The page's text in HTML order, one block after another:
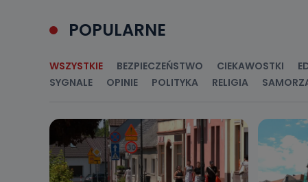
Jak
POPULARNE
WSZYSTKIE BEZPIECZEŃSTWO CIEKAWOSTKI
SYGNALE
OPINIE POLITYKA RELIGIA